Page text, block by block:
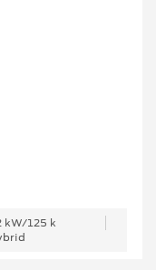
kW/125 k